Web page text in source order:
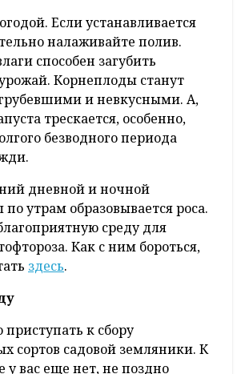
Если устанавливается
налаживайте полив.
способен загубить
Корнеплоды станут
и невкусными. А,
трескается, особенно,
безводного периода
дневной и ночной
утрам образовывается роса.
среду для
Как с ним бороться,
здесь.
к сбору
сортов садовой земляники. К
у вас еще нет, не поздно